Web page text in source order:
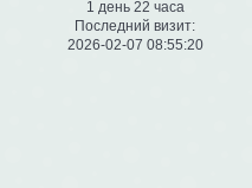
1 день 22 часа
Последний визит:
2026-02-07 08:55:20